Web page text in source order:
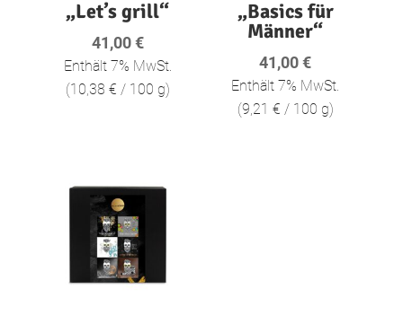
„Let’s grill“
41,00€
Enthält 7% MwSt.
(10,38 € / 100 g)
„Basics für
Männer“
41,00€
Enthält 7% MwSt.
(9,21 € / 100 g)